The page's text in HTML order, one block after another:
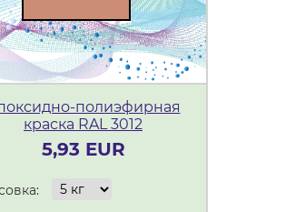
полиэфирная
краска RAL 3012
5,93 EUR